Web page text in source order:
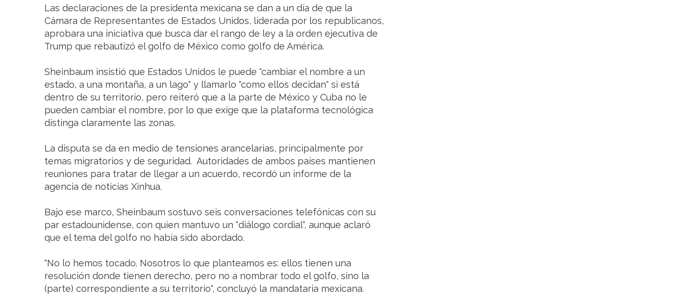
Las declaraciones de la presidenta mexicana se dan a un día de que la
Cámara de Representantes de Estados Unidos, liderada por los republicanos,
aprobara una iniciativa que busca dar el rango de ley a la orden ejecutiva de
Trump que rebautizó el golfo de México como golfo de América.
Sheinbaum insistió que Estados Unidos le puede "cambiar el nombre a un
estado, a una montaña, a un lago" y llamarlo "como ellos decidan" si está
dentro de su territorio, pero reiteró que a la parte de México y Cuba no le
pueden cambiar el nombre, por lo que exige que la plataforma tecnológica
distinga claramente las zonas.
La disputa se da en medio de tensiones arancelarias, principalmente por
temas migratorios y de seguridad. Autoridades de ambos países mantienen
reuniones para tratar de llegar a un acuerdo, recordó un informe de la
agencia de noticias Xinhua.
Bajo ese marco, Sheinbaum sostuvo seis conversaciones telefónicas con su
par estadounidense, con quien mantuvo un "diálogo cordial", aunque aclaró
que el tema del golfo no había sido abordado.
"No lo hemos tocado. Nosotros lo que planteamos es: ellos tienen una
resolución donde tienen derecho, pero no a nombrar todo el golfo, sino la
(parte) correspondiente a su territorio", concluyó la mandataria mexicana.